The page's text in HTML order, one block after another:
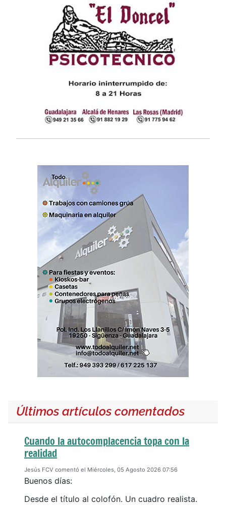
Últimos artículos comentados
Cuando la autocomplacencia topa con la
realidad
Jesús FCV comentó el Miércoles, 05 Agosto 2026 07:56
Buenos días:
Desde el título al colofón. Un cuadro realista.